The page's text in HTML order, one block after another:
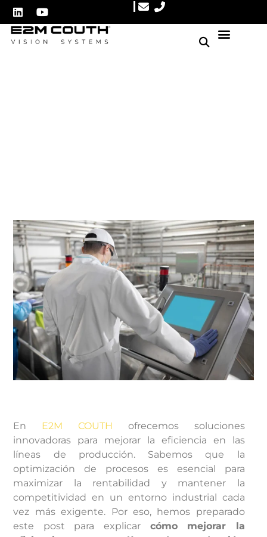
En E2M COUTH ofrecemos soluciones
innovadoras para mejorar la eficiencia en las
líneas de producción. Sabemos que la
optimización de procesos es esencial para
maximizar la rentabilidad y mantener la
competitividad en un entorno industrial cada
vez más exigente. Por eso, hemos preparado
este post para explicar cómo mejorar la